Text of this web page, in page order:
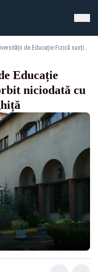
Rectorul Universității de Educație Fizică susține că n-a vorbit niciodată cu generalul Vlad Gheorghiță
Educație
niciodată cu